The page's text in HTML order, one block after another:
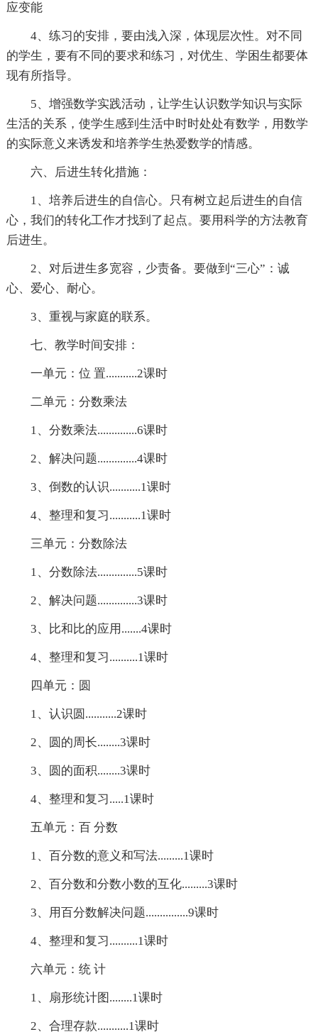
应变能
4、练习的安排，要由浅入深，体现层次性。对不同
的学生，要有不同的要求和练习，对优生、学困生都要体
现有所指导。
5、增强数学实践活动，让学生认识数学知识与实际
生活的关系，使学生感到生活中时时处处有数学，用数学
的实际意义来诱发和培养学生热爱数学的情感。
六、后进生转化措施：
1、培养后进生的自信心。只有树立起后进生的自信
心，我们的转化工作才找到了起点。要用科学的方法教育
后进生。
2、对后进生多宽容，少责备。要做到“三心”：诚
心、爱心、耐心。
3、重视与家庭的联系。
七、教学时间安排：
一单元：位 置...........2课时
二单元：分数乘法
1、分数乘法..............6课时
2、解决问题..............4课时
3、倒数的认识...........1课时
4、整理和复习...........1课时
三单元：分数除法
1、分数除法..............5课时
2、解决问题..............3课时
3、比和比的应用.......4课时
4、整理和复习..........1课时
四单元：圆
1、认识圆...........2课时
2、圆的周长........3课时
3、圆的面积........3课时
4、整理和复习.....1课时
五单元：百 分数
1、百分数的意义和写法.........1课时
2、百分数和分数小数的互化.........3课时
3、用百分数解决问题...............9课时
4、整理和复习..........1课时
六单元：统 计
1、扇形统计图........1课时
2、合理存款...........1课时